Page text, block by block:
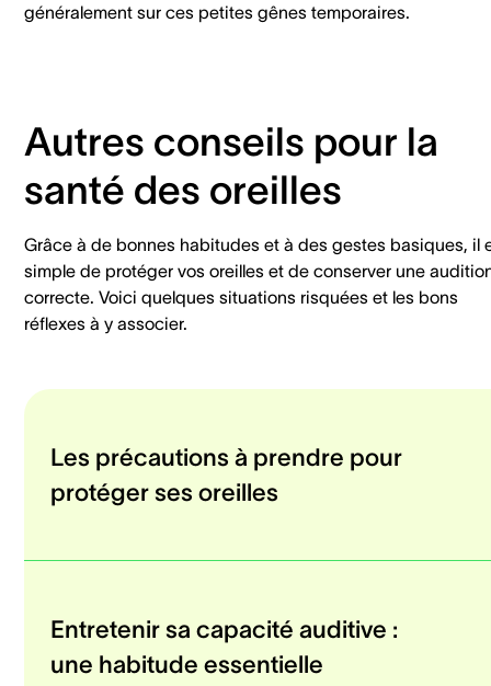
généralement sur ces petites gênes temporaires.
Autres conseils pour la
santé des oreilles
Grâce à de bonnes habitudes et à des gestes basiques, il
simple de protéger vos oreilles et de conserver une
correcte. Voici quelques situations risquées et les bons
réflexes à y associer.
Les précautions à prendre pour
protéger ses oreilles
Entretenir sa capacité auditive :
une habitude essentielle